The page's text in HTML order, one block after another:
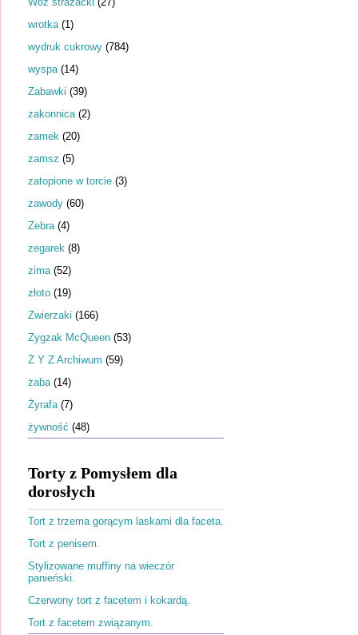
wrotka (1)
wydruk cukrowy (784)
wyspa (14)
Zabawki (39)
zakonnica (2)
zamek (20)
zamsz (5)
zatopione w torcie (3)
zawody (60)
Zebra (4)
zegarek (8)
zima (52)
złoto (19)
Zwierzaki (166)
Zygzak McQueen (53)
Ż Y Z Archiwum (59)
żaba (14)
Żyrafa (7)
żywność (48)
Torty z Pomysłem dla
dorosłych
Tort z trzema gorącym laskami dla faceta.
Tort z penisem.
Stylizowane muffiny na wieczór
panieński.
Czerwony tort z facetem i kokardą.
Tort z facetem związanym.